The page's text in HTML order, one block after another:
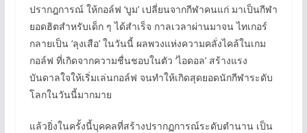
ปรากฎการณ์ ให้กอล์ฟ ‘บูม’ เปลี่ยนจากกีฬาคนแก่ มาเป็นกีฬา
ยอดฮิตสำหรับเด็ก ๆ ได้สำเร็จ กาลเวลาผ่านมาจน ไทเกอร์
กลายเป็น ‘ลุงเสือ’ ในวันนี้ ผลพวงแห่งความคลั่งไคล้ในเกม
กอล์ฟ ที่เกิดจากความชื่นชอบในตัว ‘ไอดอล’ สร้างแรง
บันดาลใจให้เริ่มเล่นกอล์ฟ จนทำให้เกิดสุดยอดนักกีฬาระดับ
โลกในวันนี้มากมาย
แล้วยิ่งในครั้งนี้บุคคลที่สร้างปรากฏการณ์ระดับตำนาน เป็น